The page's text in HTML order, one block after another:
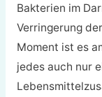
Bakterien im
Verringerung
Moment ist es
jedes auch nur